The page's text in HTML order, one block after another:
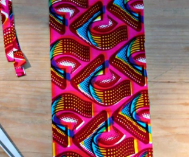
ce formulaire, j’accepte que mes
utilisées dans la prise de contact
Fresh Project et la relation qui peut
CONFIRMER